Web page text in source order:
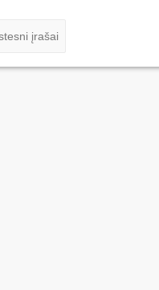
įrašai